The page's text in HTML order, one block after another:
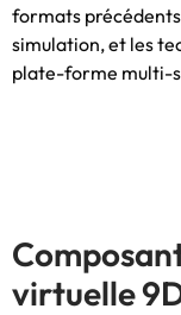
formats
simulation, et les
plate-forme multi-
virtuelle